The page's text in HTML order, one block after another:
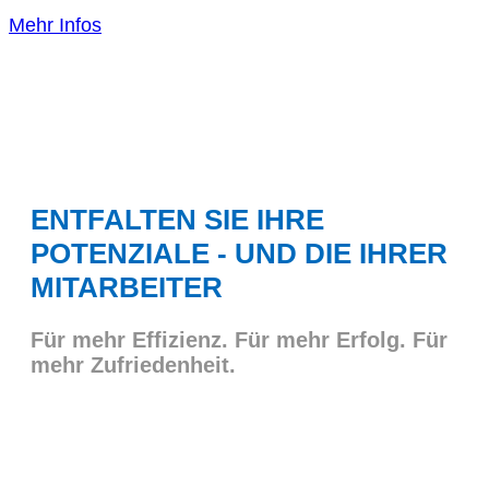
Mehr Infos
ENTFALTEN SIE IHRE
POTENZIALE - UND DIE IHRER
MITARBEITER
Für mehr Effizienz. Für mehr Erfolg. Für
mehr Zufriedenheit.